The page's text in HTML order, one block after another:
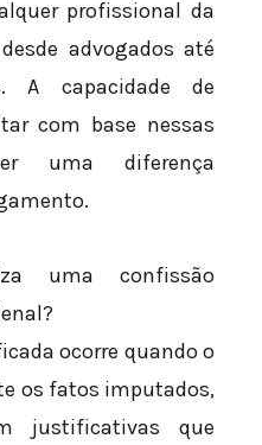
profissional da
advogados até
A capacidade de
com base nessas
uma diferença
uma confissão
ocorre quando o
os fatos imputados,
justificativas que